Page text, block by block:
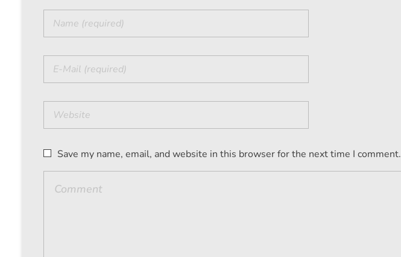
Save my name, email, and website in this browser for the next time I comment.